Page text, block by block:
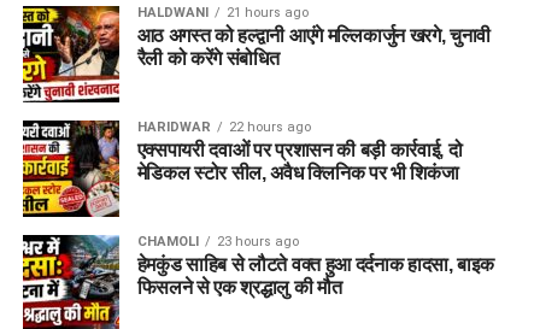
HALDWANI 21 hours ago
आठ अगस्त को हल्द्वानी आएंगे मल्लिकार्जुन खरगे, चुनावी
रैली को करेंगे संबोधित
HARIDWAR 22 hours ago
एक्सपायरी दवाओं पर प्रशासन की बड़ी कार्रवाई, दो
मेडिकल स्टोर सील, अवैध क्लिनिक पर भी शिकंजा
CHAMOLI 23 hours ago
हेमकुंड साहिब से लौटते वक्त हुआ दर्दनाक हादसा, बाइक
फिसलने से एक श्रद्धालु की मौत